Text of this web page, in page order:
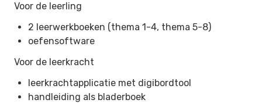
Voor de leerling
2 leerwerkboeken (thema 1-4, thema 5-8)
oefensoftware
Voor de leerkracht
leerkrachtapplicatie met digibordtool
handleiding als bladerboek